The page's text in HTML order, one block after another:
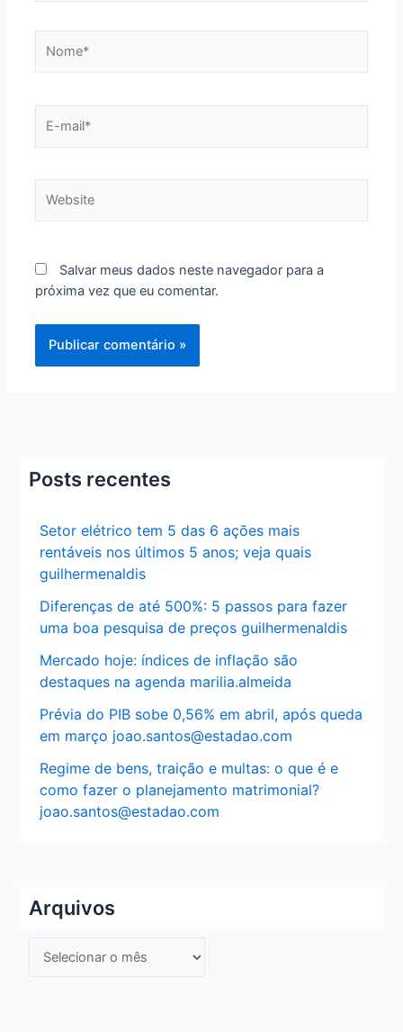
mail*
Salvar meus dados neste navegador para a
próxima vez que eu comentar.
Posts recentes
Setor elétrico tem 5 das 6 ações mais
rentáveis nos últimos 5 anos; veja quais
guilhermenaldis
Diferenças de até 500%: 5 passos para fazer
uma boa pesquisa de preços guilhermenaldis
Mercado hoje: índices de inflação são
destaques na agenda marilia.almeida
Prévia do PIB sobe 0,56% em abril, após queda
em março joao.santos@estadao.com
Regime de bens, traição e multas: o que é e
como fazer o planejamento matrimonial?
joao.santos@estadao.com
Arquivos